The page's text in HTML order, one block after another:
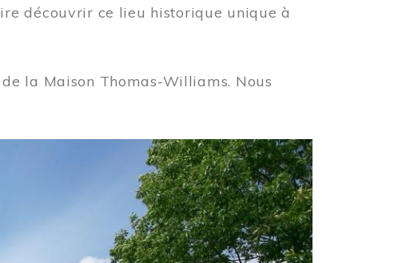
découvrir ce lieu historique unique à
la Maison Thomas-Williams. Nous